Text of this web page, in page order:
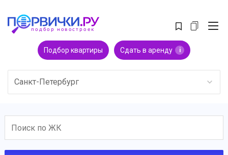
Подбор квартиры Сдать в аренду i
Санкт-Петербург